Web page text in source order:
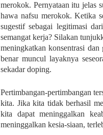
merokok. Pernyataan itu jelas
hawa nafsu merokok. Ketika
sugestif sebagai legitimasi
semangat kerja? Silakan
meningkatkan konsentrasi
benar muncul layaknya
sekadar doping.
Pertimbangan-pertimbangan
kita. Jika kita tidak berhasil
kita dapat meninggalkan
meninggalkan kesia-siaan,